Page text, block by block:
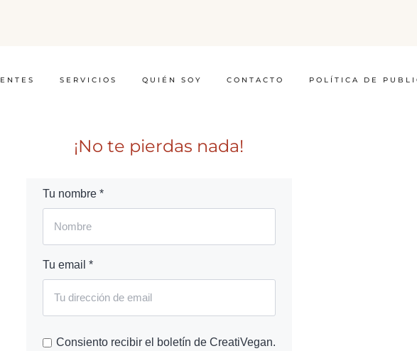
SERVICIOS QUIÉN SOY CONTACTO POLÍTICA DE
¡No te pierdas nada!
Tu nombre *
Tu email *
Consiento recibir el boletín de CreatiVegan.